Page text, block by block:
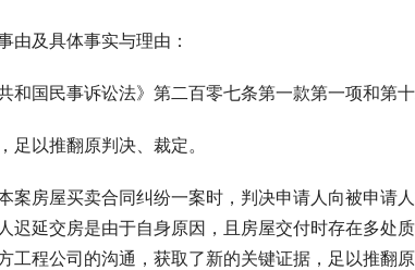
由及具体事实与理由：
和国民事诉讼法》第二百零七条第一款第一项和第
足以推翻原判决、裁定。
案房屋买卖合同纠纷一案时，判决申请人向被申请
迟延交房是由于自身原因，且房屋交付时存在多处
工程公司的沟通，获取了新的关键证据，足以推翻原